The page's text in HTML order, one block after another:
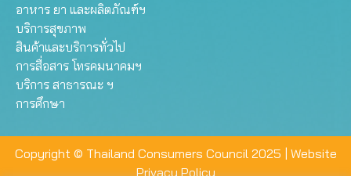
อาหาร ยา และผลิตภัณฑ์ฯ
บริการสุขภาพ
สินค้าและบริการทั่วไป
การสื่อสาร โทรคมนาคมฯ
บริการ สาธารณะ ฯ
การศึกษา
Copyright © Thailand Consumers Council 2025 | Website
Privacy Policy